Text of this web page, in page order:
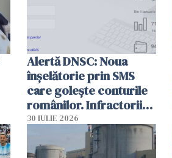
Alertă DNSC: Noua
înșelătorie prin SMS
care golește conturile
românilor. Infractorii
folosesc numele
Ghișeul.ro și al Poliției
Române
30 IULIE 2026